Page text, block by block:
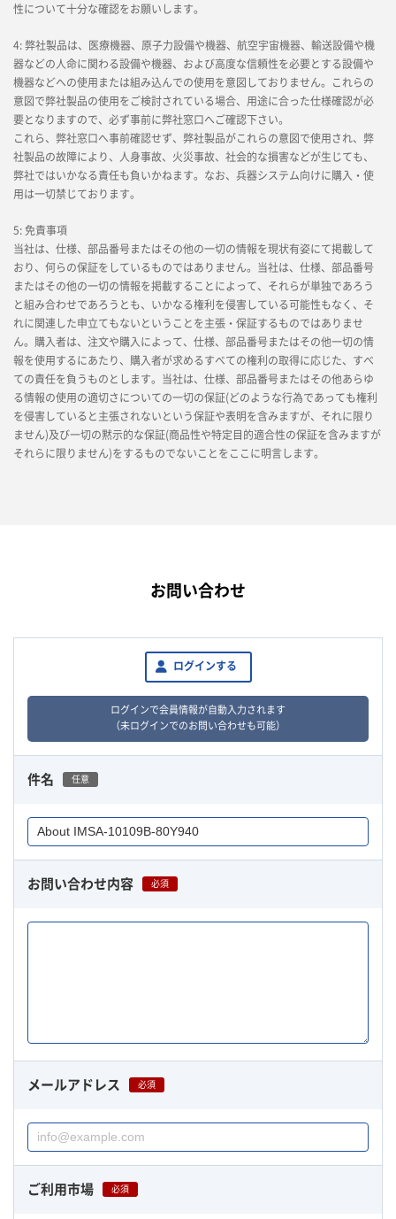
性について十分な確認をお願いします。
4: 弊社製品は、医療機器、原子力設備や機器、航空宇宙機器、輸送設備や機
器などの人命に関わる設備や機器、および高度な信頼性を必要とする設備や
機器などへの使用または組み込んでの使用を意図しておりません。これらの
意図で弊社製品の使用をご検討されている場合、用途に合った仕様確認が必
要となりますので、必ず事前に弊社窓口へご確認下さい。
これら、弊社窓口へ事前確認せず、弊社製品がこれらの意図で使用され、弊
社製品の故障により、人身事故、火災事故、社会的な損害などが生じても、
弊社ではいかなる責任も負いかねます。なお、兵器システム向けに購入・使
用は一切禁じております。
5: 免責事項
当社は、仕様、部品番号またはその他の一切の情報を現状有姿にて掲載して
おり、何らの保証をしているものではありません。当社は、仕様、部品番号
またはその他の一切の情報を掲載することによって、それらが単独であろう
と組み合わせであろうとも、いかなる権利を侵害している可能性もなく、そ
れに関連した申立てもないということを主張・保証するものではありませ
ん。購入者は、注文や購入によって、仕様、部品番号またはその他一切の情
報を使用するにあたり、購入者が求めるすべての権利の取得に応じた、すべ
ての責任を負うものとします。当社は、仕様、部品番号またはその他あらゆ
る情報の使用の適切さについての一切の保証(どのような行為であっても権利
を侵害していると主張されないという保証や表明を含みますが、それに限り
ません)及び一切の黙示的な保証(商品性や特定目的適合性の保証を含みますが
それらに限りません)をするものでないことをここに明言します。
お問い合わせ
ログインする
ログインで会員情報が自動入力されます
（未ログインでのお問い合わせも可能）
件名 任意
お問い合わせ内容 必須
メールアドレス 必須
ご利用市場 必須